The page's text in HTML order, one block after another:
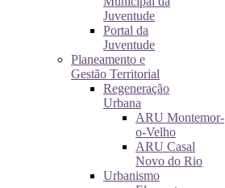
Juventude
Portal da
Juventude
Planeamento e
Gestão Territorial
Regeneração
Urbana
ARU Montemor-
o-Velho
ARU Casal
Novo do Rio
Urbanismo